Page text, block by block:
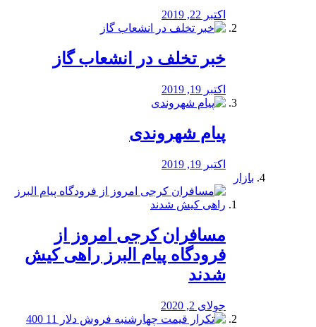
اکتبر 22, 2019
خبر تخلف در انشعاب گاز
اکتبر 19, 2019
پیام شهروندی
اکتبر 19, 2019
بازار
مسافران کرجی امروز از
فرودگاه پیام البرز راهی کیش
شدند
جولای 2, 2020